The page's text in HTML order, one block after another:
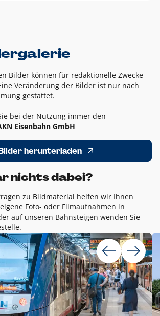
Bilder können für redaktionelle Zwecke
Veränderung der Bilder ist nur nach
gestattet.
bei der Nutzung immer den
Eisenbahn GmbH
herunterladen
nichts dabei?
zu Bildmaterial helfen wir Ihnen
Foto- oder Filmaufnahmen in
auf unseren Bahnsteigen wenden Sie